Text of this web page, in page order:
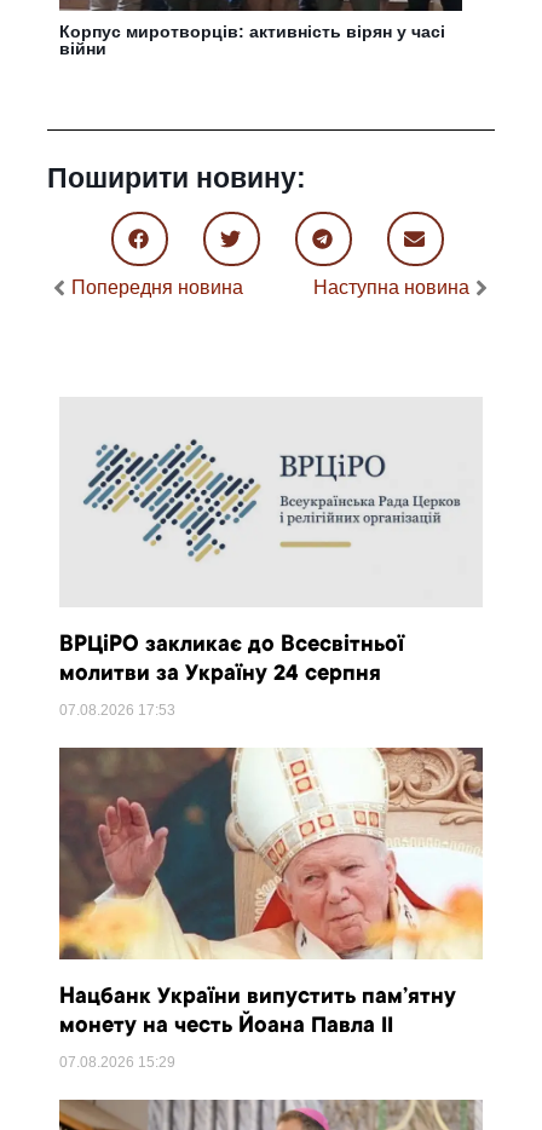
Корпус миротворців: активність вірян у часі
війни
Поширити новину:
Попередня новина Наступна новина
ВРЦіРО закликає до Всесвітньої
молитви за Україну 24 серпня
07.08.2026 17:53
Нацбанк України випустить пам’ятну
монету на честь Йоана Павла II
07.08.2026 15:29